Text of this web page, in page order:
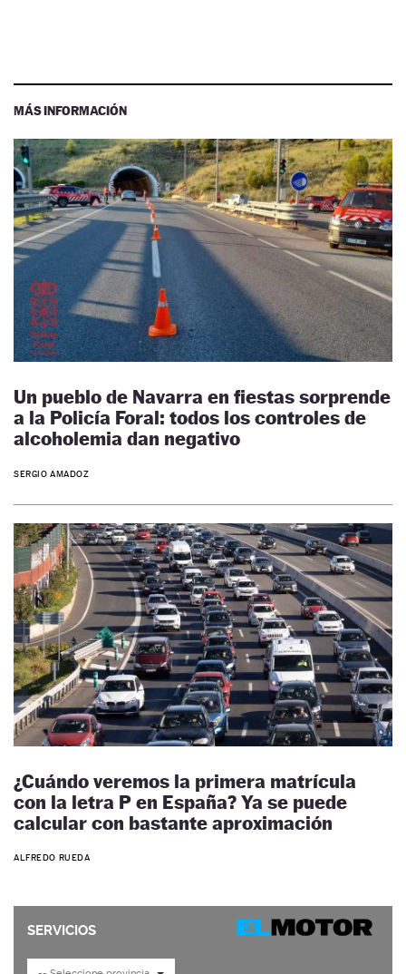
MÁS INFORMACIÓN
Un pueblo de Navarra en fiestas sorprende
a la Policía Foral: todos los controles de
alcoholemia dan negativo
SERGIO AMADOZ
¿Cuándo veremos la primera matrícula
con la letra P en España? Ya se puede
calcular con bastante aproximación
ALFREDO RUEDA